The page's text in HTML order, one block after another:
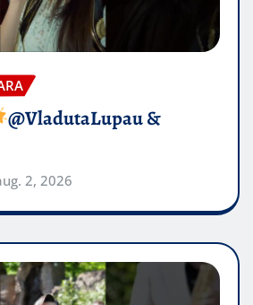
@VladutaLupau &
2, 2026